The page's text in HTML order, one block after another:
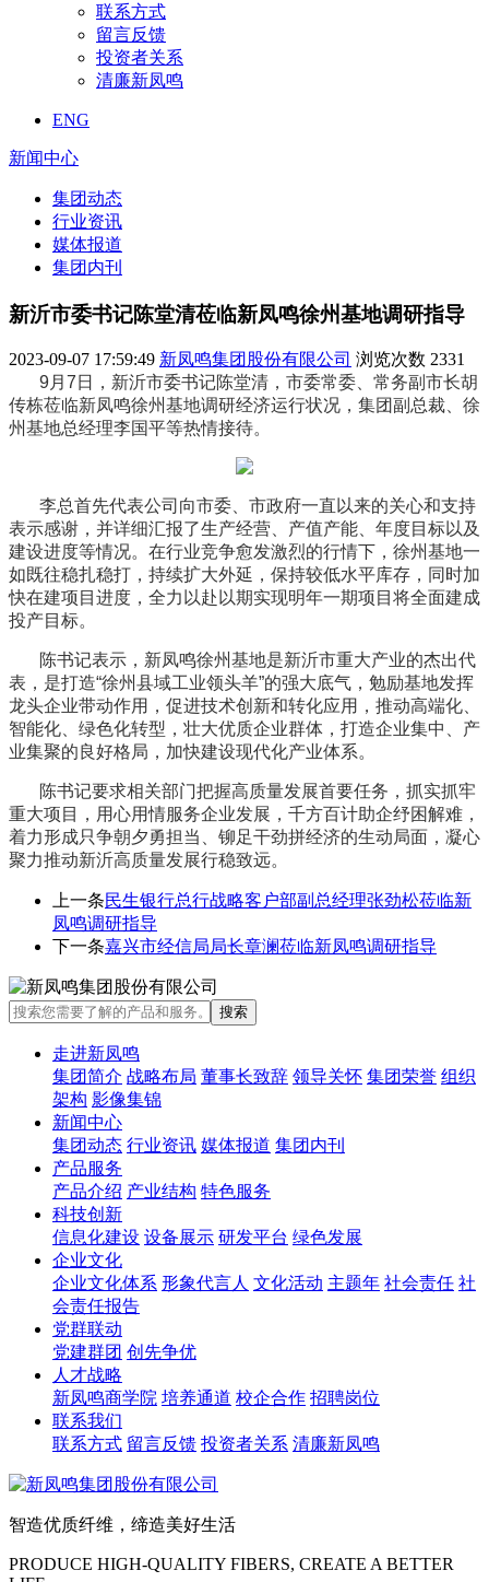
联系方式
留言反馈
投资者关系
清廉新凤鸣
ENG
新闻中心
集团动态
行业资讯
媒体报道
集团内刊
新沂市委书记陈堂清莅临新凤鸣徐州基地调研指导
2023-09-07 17:59:49 新凤鸣集团股份有限公司 浏览次数 2331
9月7日，新沂市委书记陈堂清，市委常委、常务副市长胡
传栋莅临新凤鸣徐州基地调研经济运行状况，集团副总裁、徐
州基地总经理李国平等热情接待。
李总首先代表公司向市委、市政府一直以来的关心和支持
表示感谢，并详细汇报了生产经营、产值产能、年度目标以及
建设进度等情况。在行业竞争愈发激烈的行情下，徐州基地一
如既往稳扎稳打，持续扩大外延，保持较低水平库存，同时加
快在建项目进度，全力以赴以期实现明年一期项目将全面建成
投产目标。
陈书记表示，新凤鸣徐州基地是新沂市重大产业的杰出代
表，是打造“徐州县域工业领头羊”的强大底气，勉励基地发挥
龙头企业带动作用，促进技术创新和转化应用，推动高端化、
智能化、绿色化转型，壮大优质企业群体，打造企业集中、产
业集聚的良好格局，加快建设现代化产业体系。
陈书记要求相关部门把握高质量发展首要任务，抓实抓牢
重大项目，用心用情服务企业发展，千方百计助企纾困解难，
着力形成只争朝夕勇担当、铆足干劲拼经济的生动局面，凝心
聚力推动新沂高质量发展行稳致远。
上一条民生银行总行战略客户部副总经理张劲松莅临新
凤鸣调研指导
下一条嘉兴市经信局局长章澜莅临新凤鸣调研指导
走进新凤鸣
集团简介 战略布局 董事长致辞 领导关怀 集团荣誉 组织
架构 影像集锦
新闻中心
集团动态 行业资讯 媒体报道 集团内刊
产品服务
产品介绍 产业结构 特色服务
科技创新
信息化建设 设备展示 研发平台 绿色发展
企业文化
企业文化体系 形象代言人 文化活动 主题年 社会责任 社
会责任报告
党群联动
党建群团 创先争优
人才战略
新凤鸣商学院 培养通道 校企合作 招聘岗位
联系我们
联系方式 留言反馈 投资者关系 清廉新凤鸣
智造优质纤维，缔造美好生活
PRODUCE HIGH-QUALITY FIBERS, CREATE A BETTER